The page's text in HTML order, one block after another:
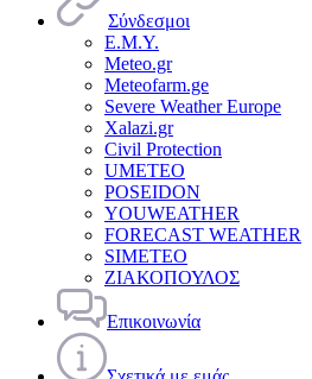
Σύνδεσμοι
Ε.Μ.Υ.
Meteo.gr
Meteofarm.ge
Severe Weather Europe
Xalazi.gr
Civil Protection
UMETEO
POSEIDON
YOUWEATHER
FORECAST WEATHER
SIMETEO
ΖΙΑΚΟΠΟΥΛΟΣ
Επικοινωνία